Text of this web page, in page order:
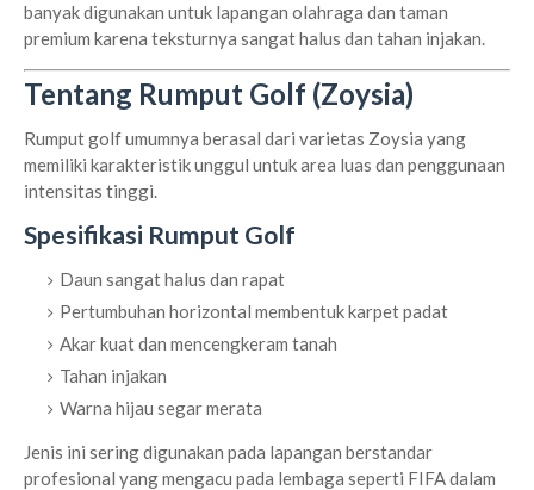
banyak digunakan untuk lapangan olahraga dan taman
premium karena teksturnya sangat halus dan tahan injakan.
Tentang Rumput Golf (Zoysia)
Rumput golf umumnya berasal dari varietas Zoysia yang
memiliki karakteristik unggul untuk area luas dan penggunaan
intensitas tinggi.
Spesifikasi Rumput Golf
Daun sangat halus dan rapat
Pertumbuhan horizontal membentuk karpet padat
Akar kuat dan mencengkeram tanah
Tahan injakan
Warna hijau segar merata
Jenis ini sering digunakan pada lapangan berstandar
profesional yang mengacu pada lembaga seperti FIFAdalam